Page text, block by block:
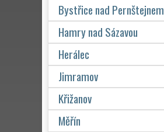
Bystřice nad Pernštejnem
Hamry nad Sázavou
Herálec
Jimramov
Křižanov
Měřín